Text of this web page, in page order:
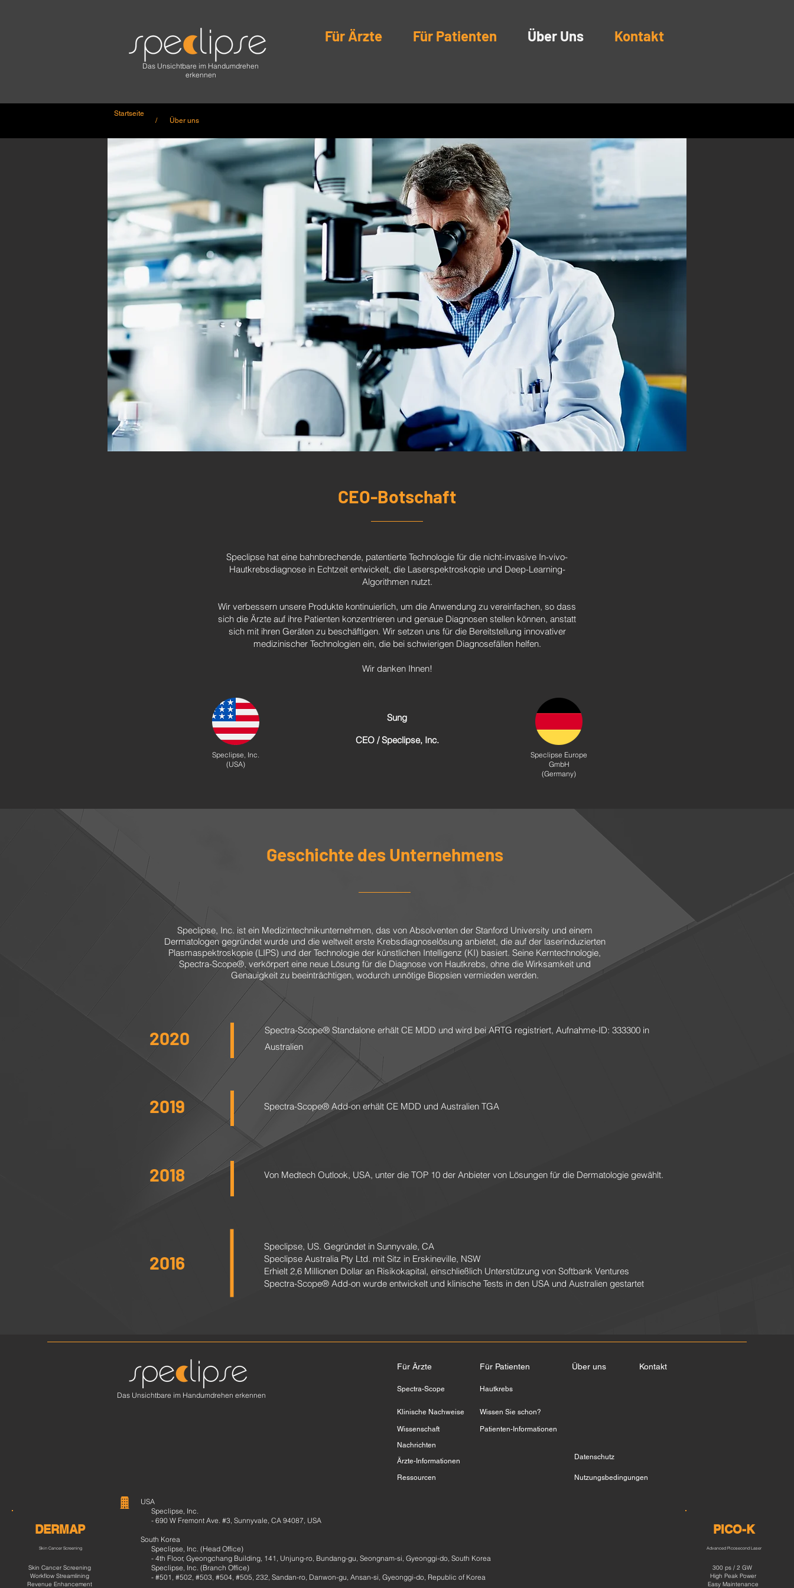
Das Unsichtbare im Handumdrehen
erkennen
Für Ärzte Für Patienten Über Uns Kontakt
Startseite
/ Über uns
CEO-Botschaft
Speclipse hat eine bahnbrechende, patentierte Technologie für die nicht-invasive In-vivo-
Hautkrebsdiagnose in Echtzeit entwickelt, die Laserspektroskopie und Deep-Learning-
Algorithmen nutzt.
Wir verbessern unsere Produkte kontinuierlich, um die Anwendung zu vereinfachen, so dass
sich die Ärzte auf ihre Patienten konzentrieren und genaue Diagnosen stellen können, anstatt
sich mit ihren Geräten zu beschäftigen. Wir setzen uns für die Bereitstellung innovativer
medizinischer Technologien ein, die bei schwierigen Diagnosefällen helfen.
Wir danken Ihnen!
Sung
CEO / Speclipse, Inc.
Speclipse, Inc.
(USA)​
Speclipse Europe
GmbH
(Germany)
Geschichte des Unternehmens
Speclipse, Inc. ist ein Medizintechnikunternehmen, das von Absolventen der Stanford University und einem
Dermatologen gegründet wurde und die weltweit erste Krebsdiagnoselösung anbietet, die auf der laserinduzierten
Plasmaspektroskopie (LIPS) und der Technologie der künstlichen Intelligenz (KI) basiert. Seine Kerntechnologie,
Spectra-Scope®, verkörpert eine neue Lösung für die Diagnose von Hautkrebs, ohne die Wirksamkeit und
Genauigkeit zu beeinträchtigen, wodurch unnötige Biopsien vermieden werden.
2020
Spectra-Scope® Standalone erhält CE MDD und wird bei ARTG registriert, Aufnahme-ID: 333300 in
Australien
2019 Spectra-Scope® Add-on erhält CE MDD und Australien TGA
2018 Von Medtech Outlook, USA, unter die TOP 10 der Anbieter von Lösungen für die Dermatologie gewählt.
Speclipse, US. Gegründet in Sunnyvale, CA
Speclipse Australia Pty Ltd. mit Sitz in Erskineville, NSW
Erhielt 2,6 Millionen Dollar an Risikokapital, einschließlich Unterstützung von Softbank Ventures
Spectra-Scope® Add-on wurde entwickelt und klinische Tests in den USA und Australien gestartet
2016
DERMAP
Skin Cancer Screening
Skin Cancer Screening
Workflow Streamlining
Revenue Enhancement
PICO-K
Advanced Picosecond Laser
300 ps / 2 GW
High Peak Power
Easy Maintenance
Das Unsichtbare im Handumdrehen erkennen
USA
Speclipse, Inc.
- 690 W Fremont Ave. #3, Sunnyvale, CA 94087, USA
South Korea
Speclipse, Inc. (Head Office)
- 4th Floor, Gyeongchang Building, 141, Unjung-ro, Bundang-gu, Seongnam-si, Gyeonggi-do, South Korea
Speclipse, Inc. (Branch Office)
- #501, #502, #503, #504, #505, 232, Sandan-ro, Danwon-gu, Ansan-si, Gyeonggi-do, Republic of Korea
Für Ärzte
Spectra-Scope
Klinische Nachweise
Wissenschaft
Nachrichten
Ressourcen
Ärzte-Informationen
Für Patienten Über uns
Hautkrebs
Wissen Sie schon?
Patienten-Informationen
Datenschutz
Nutzungsbedingungen
Kontakt